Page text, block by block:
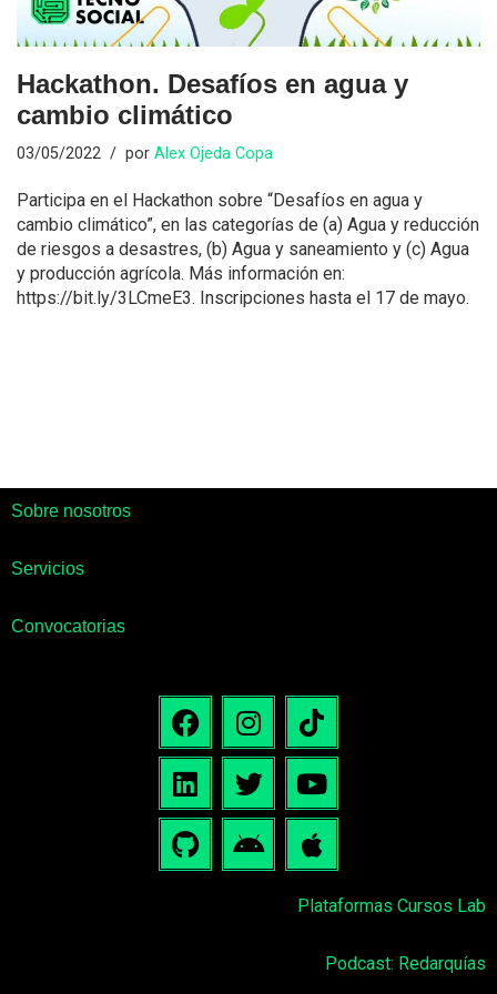
Hackathon. Desafíos en agua y
cambio climático
03/05/2022 por Alex Ojeda Copa
Participa en el Hackathon sobre “Desafíos en agua y
cambio climático”, en las categorías de (a) Agua y reducción
de riesgos a desastres, (b) Agua y saneamiento y (c) Agua
y producción agrícola. Más información en:
https://bit.ly/3LCmeE3. Inscripciones hasta el 17 de mayo.
Sobre nosotros
Servicios
Convocatorias
Plataformas Cursos Lab
Podcast: Redarquías